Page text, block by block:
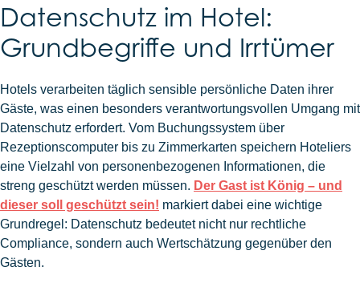
Datenschutz im Hotel:
Grundbegriffe und Irrtümer
Hotels verarbeiten täglich sensible persönliche Daten ihrer
Gäste, was einen besonders verantwortungsvollen Umgang mit
Datenschutz erfordert. Vom Buchungssystem über
Rezeptionscomputer bis zu Zimmerkarten speichern Hoteliers
eine Vielzahl von personenbezogenen Informationen, die
streng geschützt werden müssen. Der Gast ist König – und
dieser soll geschützt sein! markiert dabei eine wichtige
Grundregel: Datenschutz bedeutet nicht nur rechtliche
Compliance, sondern auch Wertschätzung gegenüber den
Gästen.